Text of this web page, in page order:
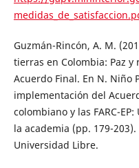
Guzmán-Rincón, A. M.
tierras en Colombia: Paz
Acuerdo Final. En N. Niño
implementación del
colombiano y las FARC-
la academia (pp. 179-
Universidad Libre.